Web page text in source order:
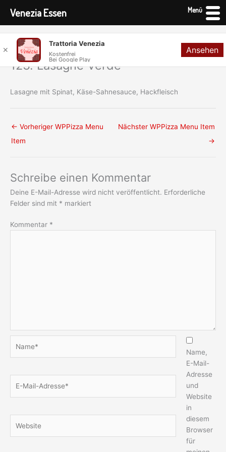
Inhalt
springen
123. Lasagne Verde
Lasagne mit Spinat, Käse-Sahnesauce, Hackfleisch
← Vorheriger WPPizza Menu
Item
Nächster WPPizza Menu Item
→
Schreibe einen Kommentar
Deine E-Mail-Adresse wird nicht veröffentlicht. Erforderliche
Felder sind mit * markiert
Kommentar *
Mail-
Name,
E-Mail-
Adresse
und
Website
in
diesem
Browser
für
Venezia Essen Menü
✕
Trattoria Venezia
Kostenfrei
Bei Google Play
Ansehen